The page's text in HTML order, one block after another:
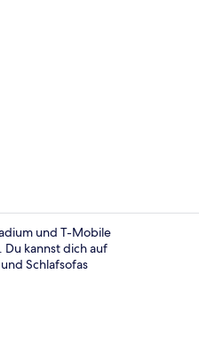
und T-Mobile
Du kannst dich auf
Schlafsofas